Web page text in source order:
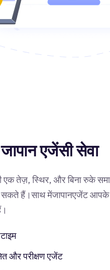
एजेंसी सेवा
एक तेज़, स्थिर, और बिना रुके
सकते हैं।साथ मेंजापानएजेंट
और परीक्षण एजेंट